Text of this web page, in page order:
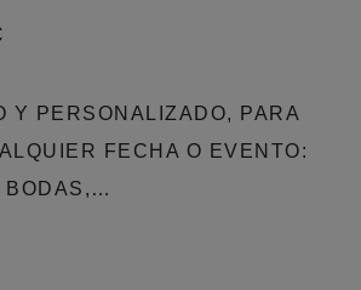
Y PERSONALIZADO, PARA
FECHA O EVENTO:
BODAS,…